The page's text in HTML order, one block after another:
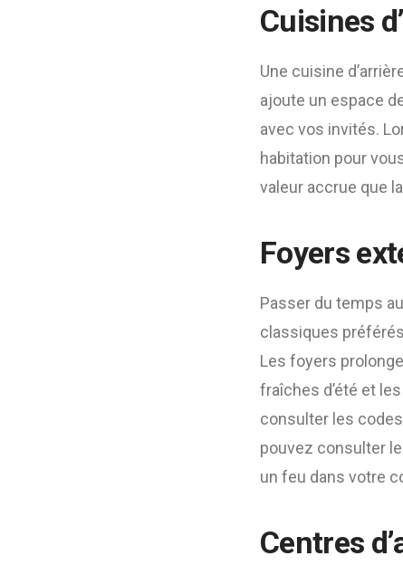
Cuisines
Une cuisine
ajoute un espace
avec vos invités.
habitation pour
valeur accrue que
Foyers
Passer du temps
classiques
Les foyers
fraîches d’été et
consulter les
pouvez consulter
un feu dans votre
Centres